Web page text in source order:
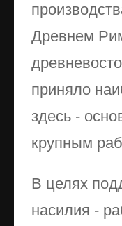
Древнем
приняло
здесь -
крупным
В целях
насилия -